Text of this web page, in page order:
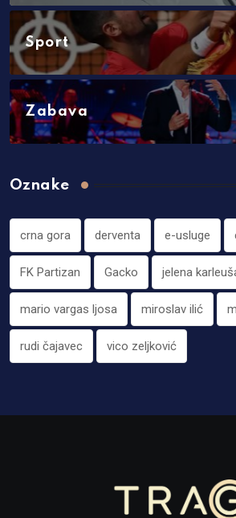
Sport
Zabava
Oznake
crna gora derventa e-usluge
FK Partizan Gacko jelena
mario vargas ljosa miroslav ilić
rudi čajavec vico zeljković